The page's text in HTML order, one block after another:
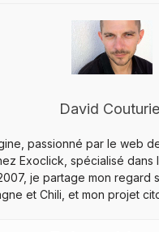
David
passionné par le web
Exoclick, spécialisé
je partage mon regard
et Chili, et mon projet